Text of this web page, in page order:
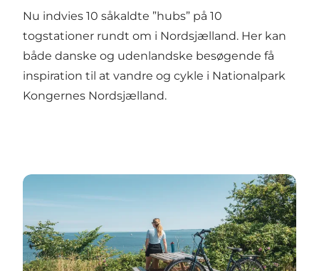
Nu indvies 10 såkaldte ”hubs” på 10
togstationer rundt om i Nordsjælland. Her kan
både danske og udenlandske besøgende få
inspiration til at vandre og cykle i Nationalpark
Kongernes Nordsjælland.
Klimapartnerskabsaftale skal hjælpe en mere